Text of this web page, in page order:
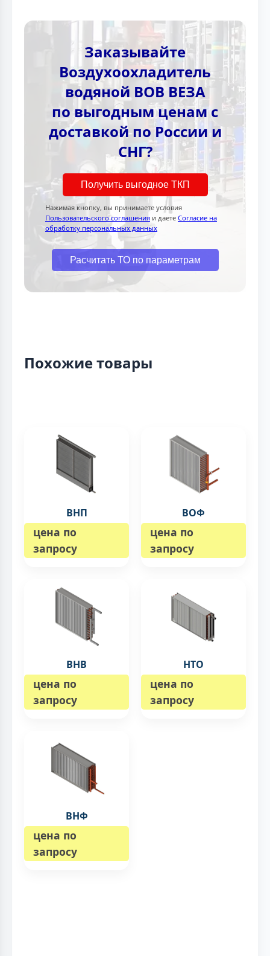
Заказывайте
Воздухоохладитель
водяной ВОВ ВЕЗА
по выгодным ценам с
доставкой по России и
СНГ?
Получить выгодное ТКП
Нажимая кнопку, вы принимаете условия
Пользовательского соглашения и даете Согласие на
обработку персональных данных
Расчитать ТО по параметрам
Похожие товары
ВНП
цена по
запросу
ВОФ
цена по
запросу
ВНВ
цена по
запросу
НТО
цена по
запросу
ВНФ
цена по
запросу